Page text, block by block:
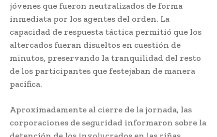
jóvenes que fueron neutralizados de forma
inmediata por los agentes del orden. La
capacidad de respuesta táctica permitió que los
altercados fueran disueltos en cuestión de
minutos, preservando la tranquilidad del resto
de los participantes que festejaban de manera
pacífica.
Aproximadamente al cierre de la jornada, las
corporaciones de seguridad informaron sobre la